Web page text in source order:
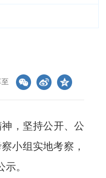
， 坚持公开、公
小组实地考察，
。